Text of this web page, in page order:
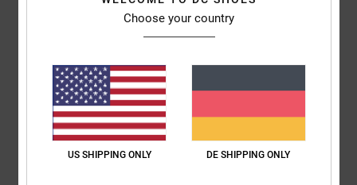
Komfort
5.0
5.0
Choose your country
US SHIPPING ONLY DE SHIPPING ONLY